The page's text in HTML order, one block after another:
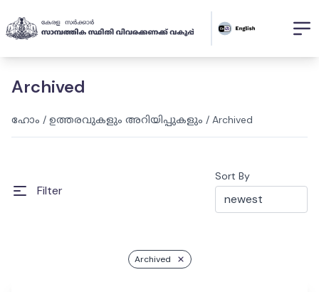
Archived
ഹോം / ഉത്തരവുകളും അറിയിപ്പുകളും / Archived
Filter
Sort By
Archived